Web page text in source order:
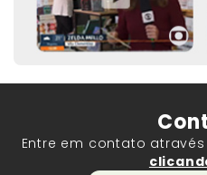
Entre em contato